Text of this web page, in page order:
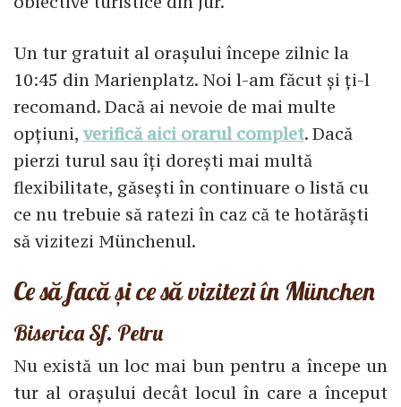
Un tur gratuit al orașului începe zilnic la
10:45 din Marienplatz. Noi l-am făcut și ți-l
recomand. Dacă ai nevoie de mai multe
opțiuni, verifică aici orarul complet. Dacă
pierzi turul sau îți dorești mai multă
flexibilitate, găsești în continuare o listă cu
ce nu trebuie să ratezi în caz că te hotărăști
să vizitezi Münchenul.
Ce să facă și ce să vizitezi în München
Biserica Sf. Petru
Nu există un loc mai bun pentru a începe un
tur al orașului decât locul în care a început